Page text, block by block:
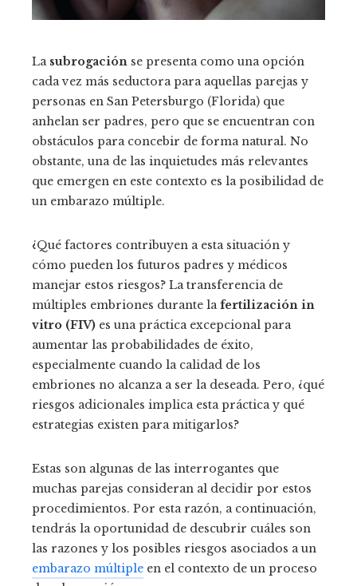
La subrogación se presenta como una opción
cada vez más seductora para aquellas parejas y
personas en San Petersburgo (Florida) que
anhelan ser padres, pero que se encuentran con
obstáculos para concebir de forma natural. No
obstante, una de las inquietudes más relevantes
que emergen en este contexto es la posibilidad de
un embarazo múltiple.
¿Qué factores contribuyen a esta situación y
cómo pueden los futuros padres y médicos
manejar estos riesgos? La transferencia de
múltiples embriones durante lafertilización in
vitro (FIV) es una práctica excepcional para
aumentar las probabilidades de éxito,
especialmente cuando la calidad de los
embriones no alcanza a ser la deseada. Pero, ¿qué
riesgos adicionales implica esta práctica y qué
estrategias existen para mitigarlos?
Estas son algunas de las interrogantes que
muchas parejas consideran al decidir por estos
procedimientos. Por esta razón, a continuación,
tendrás la oportunidad de descubrir cuáles son
las razones y los posibles riesgos asociados a un
embarazo múltiple en el contexto de un proceso